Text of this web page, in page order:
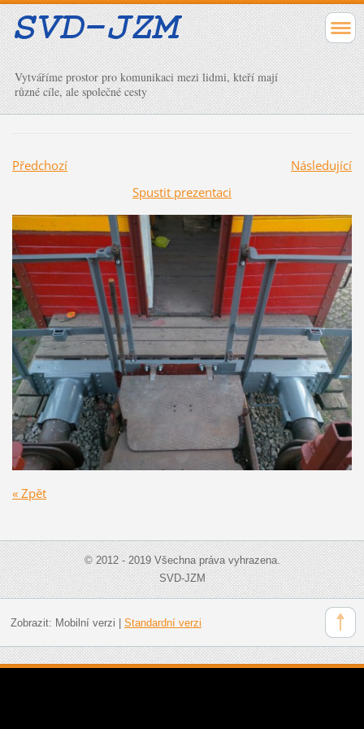
Vytváříme prostor pro komunikaci mezi lidmi, kteří mají
různé cíle, ale společné cesty
Předchozí
Následující
Spustit prezentaci
« Zpět
© 2012 - 2019 Všechna práva vyhrazena.
SVD-JZM
Zobrazit: Mobilní verzi Standardní verzi